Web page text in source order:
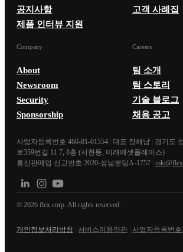
공지사항
제품 인터뷰 지원
고객 사례집
Company
About
Newsroom
Security
Sponsorship
Careers
팀 소개
팀 스토리
기술 블로그
채용 공고
사업자등록번호 460-81-01554 대표 장해남
경기도
로359번길 11 7, 8층 (서현동, 미래에셋플레이스)
통신판매업 신고번호 2020-성남분당A-1757
© 2026 flex corp. All rights reserved.
개인정보처리방침 서비스이용약관 사업자등록번호